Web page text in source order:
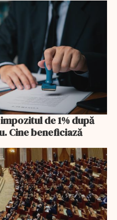
de 1% după
Cine beneficiază